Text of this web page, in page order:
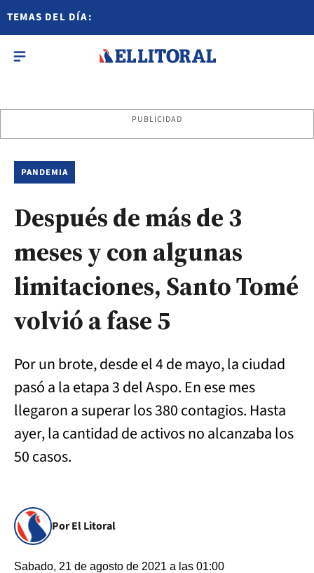
TEMAS DEL DÍA:
PUBLICIDAD
PANDEMIA
Después de más de 3
meses y con algunas
limitaciones, Santo Tomé
volvió a fase 5
Por un brote, desde el 4 de mayo, la ciudad
pasó a la etapa 3 del Aspo. En ese mes
llegaron a superar los 380 contagios. Hasta
ayer, la cantidad de activos no alcanzaba los
50 casos.
Por El Litoral
Sabado, 21 de agosto de 2021 a las 01:00